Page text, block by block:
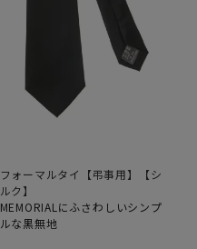
フォーマルタイ【弔事用】【シ
ルク】
MEMORIALにふさわしいシンプ
ルな黒無地